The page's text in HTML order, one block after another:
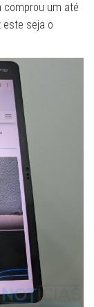
comprou um até
este seja o